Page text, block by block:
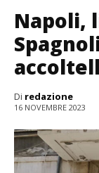
Napoli,
Di redazione
16 NOVEMBRE 2023